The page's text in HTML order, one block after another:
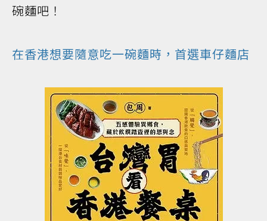
碗麵吧！
在香港想要隨意吃一碗麵時，首選車仔麵店